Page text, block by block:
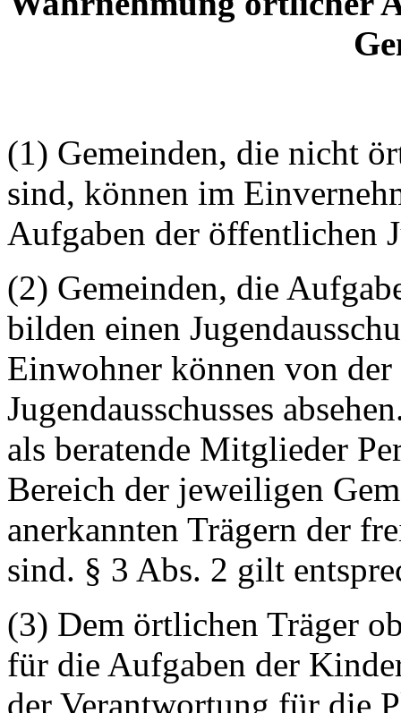
(1) Gemeinden, die nicht
sind, können im
Aufgaben der öffentlichen
(2) Gemeinden, die
bilden einen
Einwohner können von
Jugendausschusses
als beratende Mitglieder
Bereich der jeweiligen
anerkannten Trägern der
sind. § 3 Abs. 2 gilt
(3) Dem örtlichen Träger
für die Aufgaben der
der Verantwortung für die